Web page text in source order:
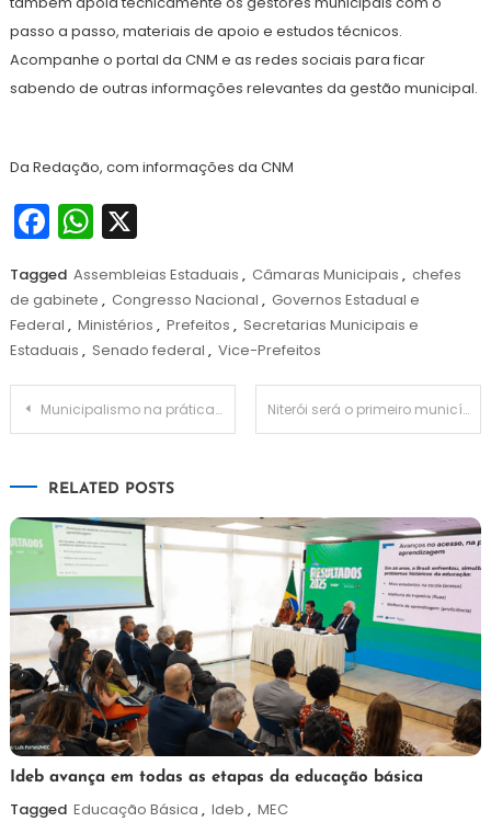
passo a passo, materiais de apoio e estudos técnicos.
Acompanhe o portal da CNM e as redes sociais para ficar
sabendo de outras informações relevantes da gestão municipal.
Da Redação, com informações da CNM
Facebook
WhatsApp
X
Tagged Assembleias Estaduais , Câmaras Municipais , chefes
de gabinete , Congresso Nacional , Governos Estadual e
Federal , Ministérios , Prefeitos , Secretarias Municipais e
Estaduais , Senado federal , Vice-Prefeitos
Navegação
Municipalismo na prática e o novo pacto federativo Niterói será o primeiro município do Brasil a fazer uma pesquisa por amostra de domicílios
RELATED POSTS
6
de
Maurilio
Ideb avança em todas as etapas da educação básica
Tagged Educação Básica , Ideb , MEC